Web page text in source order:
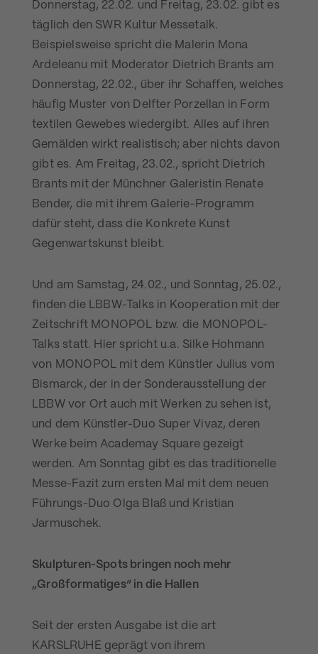
Donnerstag, 22.02. und Freitag, 23.02. gibt es
täglich den SWR Kultur Messetalk.
Beispielsweise spricht die Malerin Mona
Ardeleanu mit Moderator Dietrich Brants am
Donnerstag, 22.02., über ihr Schaffen, welches
häufig Muster von Delfter Porzellan in Form
textilen Gewebes wiedergibt. Alles auf ihren
Gemälden wirkt realistisch; aber nichts davon
gibt es. Am Freitag, 23.02., spricht Dietrich
Brants mit der Münchner Galeristin Renate
Bender, die mit ihrem Galerie-Programm
dafür steht, dass die Konkrete Kunst
Gegenwartskunst bleibt.
Und am Samstag, 24.02., und Sonntag, 25.02.,
finden die LBBW-Talks in Kooperation mit der
Zeitschrift MONOPOL bzw. die MONOPOL-
Talks statt. Hier spricht u.a. Silke Hohmann
von MONOPOL mit dem Künstler Julius vom
Bismarck, der in der Sonderausstellung der
LBBW vor Ort auch mit Werken zu sehen ist,
und dem Künstler-Duo Super Vivaz, deren
Werke beim Academay Square gezeigt
werden. Am Sonntag gibt es das traditionelle
Messe-Fazit zum ersten Mal mit dem neuen
Führungs-Duo Olga Blaß und Kristian
Jarmuschek.
Skulpturen-Spots bringen noch mehr
„Großformatiges“ in die Hallen
Seit der ersten Ausgabe ist die art
KARSLRUHE geprägt von ihrem